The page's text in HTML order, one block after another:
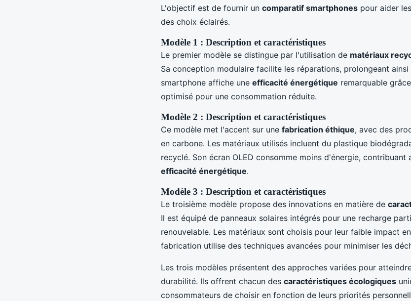
L'objectif est de fournir un comparatif smartphones pour aider
des choix éclairés.
Modèle 1 : Description et caractéristiques
Le premier modèle se distingue par l'utilisation de matériaux
Sa conception modulaire facilite les réparations, prolongeant ainsi
smartphone affiche une efficacité énergétique remarquable
optimisé pour une consommation réduite.
Modèle 2 : Description et caractéristiques
Ce modèle met l'accent sur une fabrication éthique, avec des
en carbone. Les matériaux utilisés incluent du plastique
recyclé. Son écran OLED consomme moins d'énergie, contribuant
efficacité énergétique.
Modèle 3 : Description et caractéristiques
Le troisième modèle propose des innovations en matière de
Il est équipé de panneaux solaires intégrés pour une recharge
renouvelable. Les matériaux sont choisis pour leur faible impact
fabrication utilise des techniques avancées pour minimiser les
Les trois modèles présentent des approches variées pour
durabilité. Ils offrent chacun des caractéristiques écologiques
consommateurs de choisir en fonction de leurs priorités